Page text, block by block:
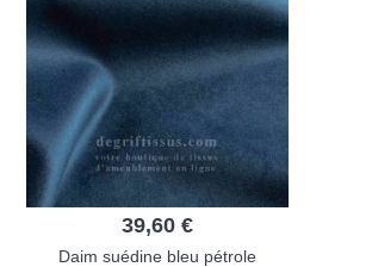
39,60 €
Daim suédine bleu pétrole